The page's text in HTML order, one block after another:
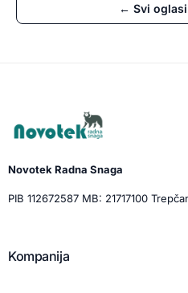
← Svi
Novotek Radna Snaga
PIB 112672587 MB: 21717100
Kompanija